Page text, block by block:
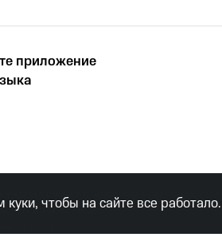
приложение
средств, психотропных
ответственность.
чтобы на сайте все работало.